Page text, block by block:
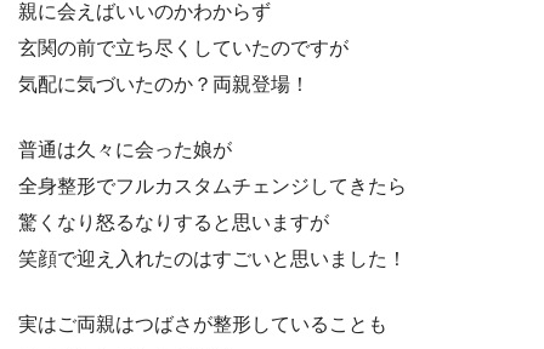
親に会えばいいのかわからず
玄関の前で立ち尽くしていたのですが
気配に気づいたのか？両親登場！
普通は久々に会った娘が
全身整形でフルカスタムチェンジしてきたら
驚くなり怒るなりすると思いますが
笑顔で迎え入れたのはすごいと思いました！
実はご両親はつばさが整形していることも